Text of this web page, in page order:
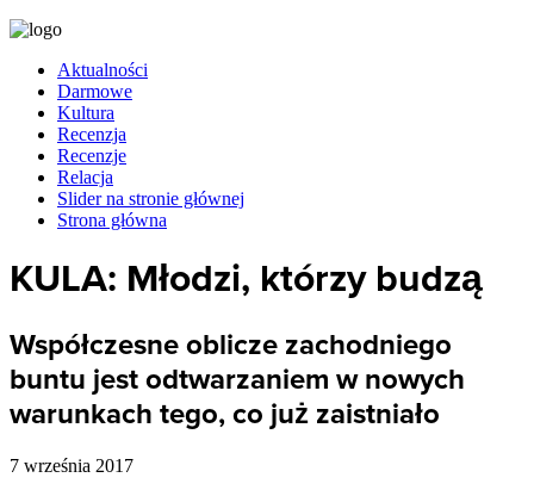
Aktualności
Darmowe
Kultura
Recenzja
Recenzje
Relacja
Slider na stronie głównej
Strona główna
KULA: Młodzi, którzy budzą
Współczesne oblicze zachodniego
buntu jest odtwarzaniem w nowych
warunkach tego, co już zaistniało
7 września 2017